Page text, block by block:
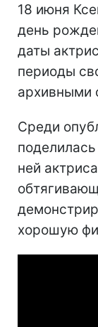
18 июня
день
даты
периоды
архивными
Среди
ней
хорошую